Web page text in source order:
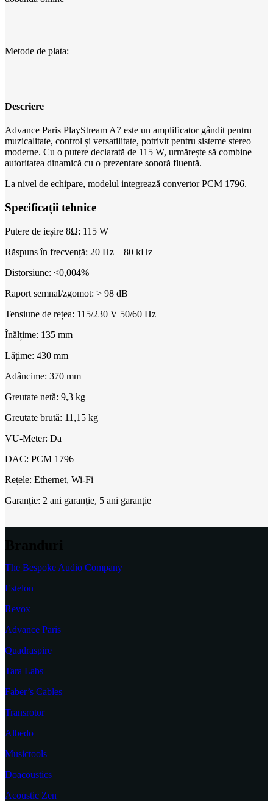
Metode de plata:
Descriere
Advance Paris PlayStream A7 este un amplificator gândit pentru
muzicalitate, control și versatilitate, potrivit pentru sisteme stereo
moderne. Cu o putere declarată de 115 W, urmărește să combine
autoritatea dinamică cu o prezentare sonoră fluentă.
La nivel de echipare, modelul integrează convertor PCM 1796.
Specificații tehnice
Putere de ieșire 8Ω: 115 W
Răspuns în frecvență: 20 Hz – 80 kHz
Distorsiune: <0,004%
Raport semnal/zgomot: > 98 dB
Tensiune de rețea: 115/230 V 50/60 Hz
Înălțime: 135 mm
Lățime: 430 mm
Adâncime: 370 mm
Greutate netă: 9,3 kg
Greutate brută: 11,15 kg
VU-Meter: Da
DAC: PCM 1796
Rețele: Ethernet, Wi-Fi
Garanție: 2 ani garanție, 5 ani garanție
The Bespoke Audio Company
Estelon
Revox
Advance Paris
Quadraspire
Tara Labs
Faber’s Cables
Transrotor
Albedo
Musictools
Doacoustics
Acoustic Zen